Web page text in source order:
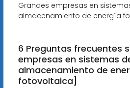
Grandes empresas en
almacenamiento de energía
6 Preguntas frecuentes
empresas en sistemas
almacenamiento de
fotovoltaica]